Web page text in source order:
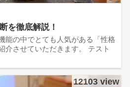
を徹底解説！
能の中でとても人気がある「性格
介させていただきます。 テスト
12103 view